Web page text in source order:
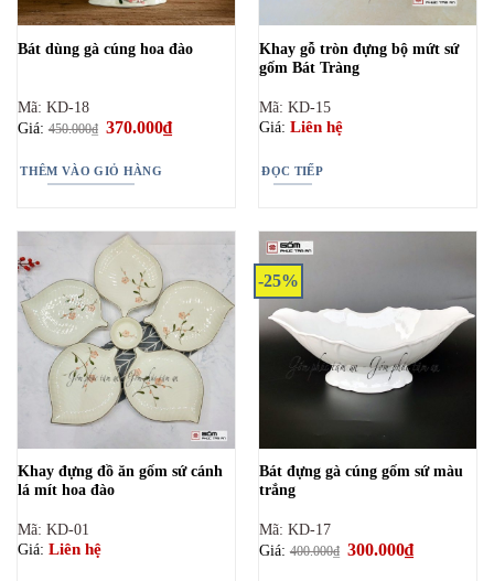
Bát dùng gà cúng hoa đào
Mã: KD-18
Giá:450.000₫ Giá
gốc
450.000₫.
370.000₫Giá
hiện
THÊM VÀO GIỎ HÀNG
Khay gỗ tròn đựng bộ mứt sứ
gốm Bát Tràng
Mã: KD-15
Giá: Liên hệ
ĐỌC TIẾP
Khay đựng đồ ăn gốm sứ cánh
lá mít hoa đào
Mã: KD-01
Giá: Liên hệ
-25%
Bát đựng gà cúng gốm sứ màu
trắng
Mã: KD-17
Giá:400.000₫ Giá
300.000₫Giá
hiện